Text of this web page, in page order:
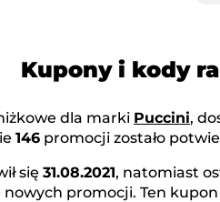
Kupony i kody
dla marki Puccini,
146 promocji zostało
się 31.08.2021, natomiast
promocji. Ten kupon